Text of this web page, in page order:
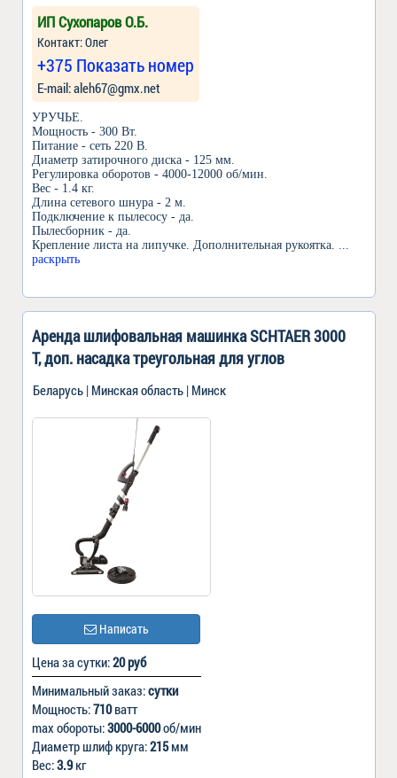
ИП Сухопаров О.Б.
Контакт: Олег
+375 Показать номер
Е-mail: aleh67@gmx.net
УРУЧЬЕ.
Мощность - 300 Вт.
Питание - сеть 220 В.
Диаметр затирочного диска - 125 мм.
Регулировка оборотов - 4000-12000 об/мин.
Вес - 1.4 кг.
Длина сетевого шнура - 2 м.
Подключение к пылесосу - да.
Пылесборник - да.
Крепление листа на липучке. Дополнительная рукоятка.
раскрыть
Аренда шлифовальная машинка SCHTAER 3000
T, доп. насадка треугольная для углов
Беларусь | Минская область | Минск
Написать
Цена за сутки:20 руб
Минимальный заказ:сутки
Мощность:710ватт
max обороты:3000-6000об/мин
Диаметр шлиф круга:215мм
Вес:3.9кг